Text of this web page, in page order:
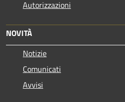
Autorizzazioni
NOVITÀ
Notizie
Comunicati
Avvisi